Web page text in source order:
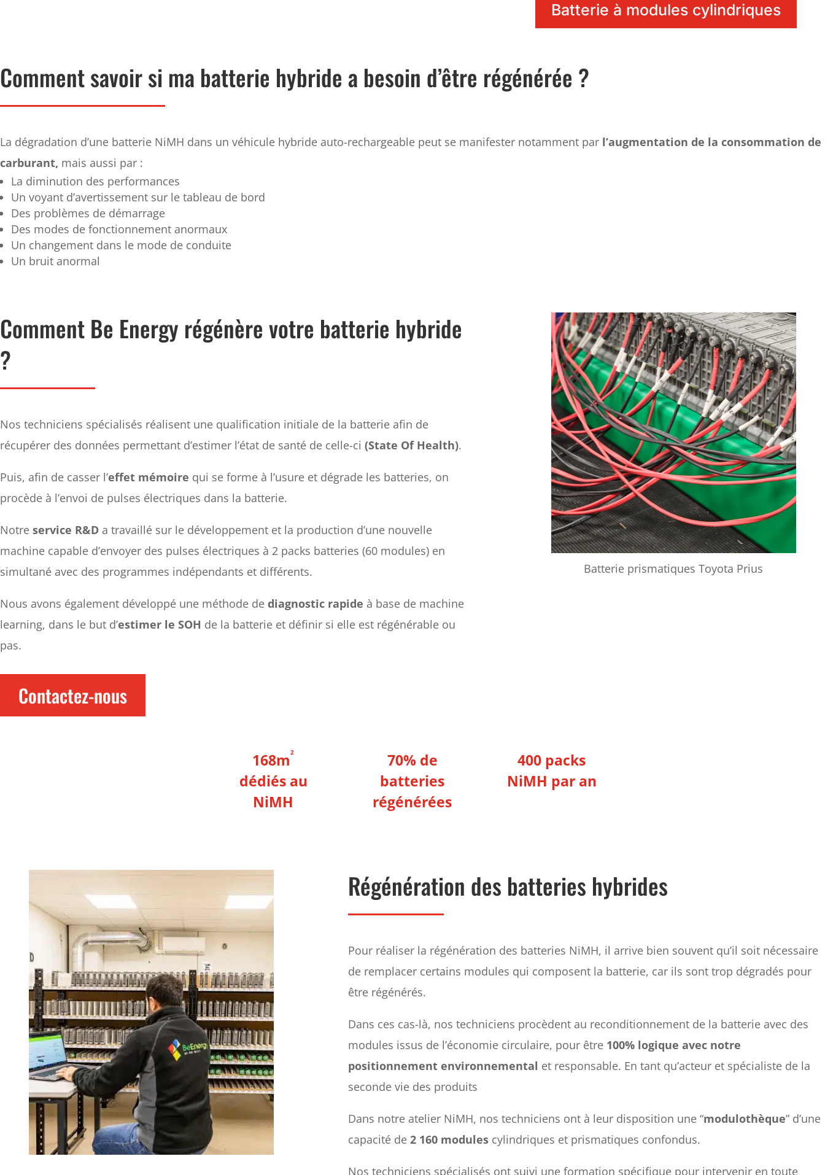
Batterie à modules cylindriques
Comment savoir si ma batterie hybride a besoin d’être régénérée ?
La dégradation d’une batterie NiMH dans un véhicule hybride auto-rechargeable peut se manifester notamment par l’augmentation de la consommation de
carburant, mais aussi par ­:
La diminution des performances
Un voyant d’avertissement sur le tableau de bord
Des problèmes de démarrage
Des modes de fonctionnement anormaux
Un changement dans le mode de conduite
Un bruit anormal
Comment Be Energy régénère votre batterie hybride
?
Nos techniciens spécialisés réalisent une qualification initiale de la batterie afin de
récupérer des données permettant d’estimer l’état de santé de celle-ci (State Of Health).
Puis, afin de casser l’effet mémoire qui se forme à l’usure et dégrade les batteries, on
procède à l’envoi de pulses électriques dans la batterie.
Notre service R&D a travaillé sur le développement et la production d’une nouvelle
machine capable d’envoyer des pulses électriques à 2 packs batteries (60 modules) en
simultané avec des programmes indépendants et différents.
Nous avons également développé une méthode de diagnostic rapide à base de machine
learning, dans le but d’estimer le SOH de la batterie et définir si elle est régénérable ou
pas.
Contactez-nous
Batterie prismatiques Toyota Prius
168m2
dédiés au
NiMH
70% de
batteries
régénérées
400 packs
NiMH par an
Régénération des batteries hybrides
Pour réaliser la régénération des batteries NiMH, il arrive bien souvent qu’il soit nécessaire
de remplacer certains modules qui composent la batterie, car ils sont trop dégradés pour
être régénérés.
Dans ces cas-là, nos techniciens procèdent au reconditionnement de la batterie avec des
modules issus de l’économie circulaire, pour être 100% logique avec notre
positionnement environnemental et responsable. En tant qu’acteur et spécialiste de la
seconde vie des produits
Dans notre atelier NiMH, nos techniciens ont à leur disposition une “modulothèque” d’une
capacité de2 160 modules cylindriques et prismatiques confondus.
Nos techniciens spécialisés ont suivi une formation spécifique pour intervenir en toute